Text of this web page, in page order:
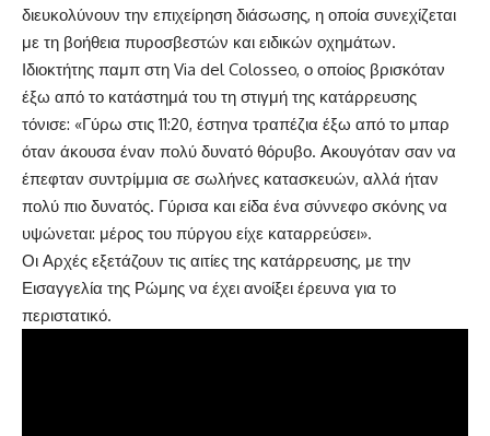
διευκολύνουν την επιχείρηση διάσωσης, η οποία συνεχίζεται
με τη βοήθεια πυροσβεστών και ειδικών οχημάτων.
Ιδιοκτήτης παμπ στη Via del Colosseo, ο οποίος βρισκόταν
έξω από το κατάστημά του τη στιγμή της κατάρρευσης
τόνισε: «Γύρω στις 11:20, έστηνα τραπέζια έξω από το μπαρ
όταν άκουσα έναν πολύ δυνατό θόρυβο. Ακουγόταν σαν να
έπεφταν συντρίμμια σε σωλήνες κατασκευών, αλλά ήταν
πολύ πιο δυνατός. Γύρισα και είδα ένα σύννεφο σκόνης να
υψώνεται: μέρος του πύργου είχε καταρρεύσει».
Οι Αρχές εξετάζουν τις αιτίες της κατάρρευσης, με την
Εισαγγελία της Ρώμης να έχει ανοίξει έρευνα για το
περιστατικό.